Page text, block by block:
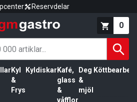
Reservdelar
0
Kyl
&
Frys
Kyldiskar Kafé,
glass
&
våfflor
Deg
&
mjöl